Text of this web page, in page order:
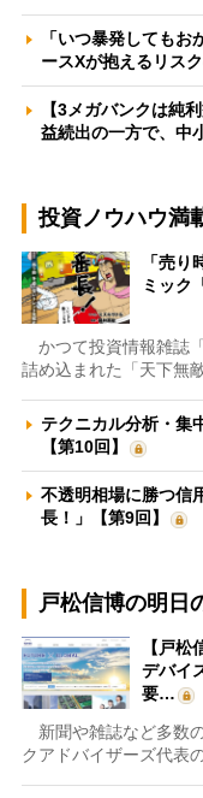
「いつ暴発しても
ースXが抱えるリス
【3メガバンクは純
益続出の一方で、中
投資ノウハウ満
「売
ミック
かつて投資情報雑誌
詰め込まれた「天下無
テクニカル分析・集
【第10回】
不透明相場に勝つ信
長！」【第9回】
戸松信博の明日
【戸
デバイ
要…
新聞や雑誌など多数
クアドバイザーズ代表